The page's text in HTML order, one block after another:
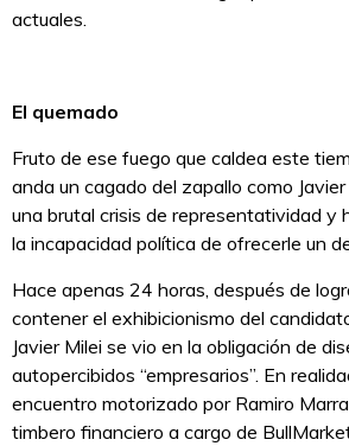
actuales.
El quemado
Fruto de ese fuego que caldea este
anda un cagado del zapallo como
una brutal crisis de representatividad y
la incapacidad política de ofrecerle un
Hace apenas 24 horas, después de
contener el exhibicionismo del
Javier Milei se vio en la obligación de
autopercibidos “empresarios”. En
encuentro motorizado por Ramiro
timbero financiero a cargo de